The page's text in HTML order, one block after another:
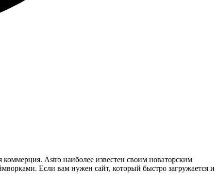
коммерция. Astro наиболее известен своим новаторским
Если вам нужен сайт, который быстро загружается и